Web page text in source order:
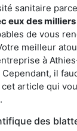
sanitaire
eux des
de vous
meilleur
à
il
article qui
des